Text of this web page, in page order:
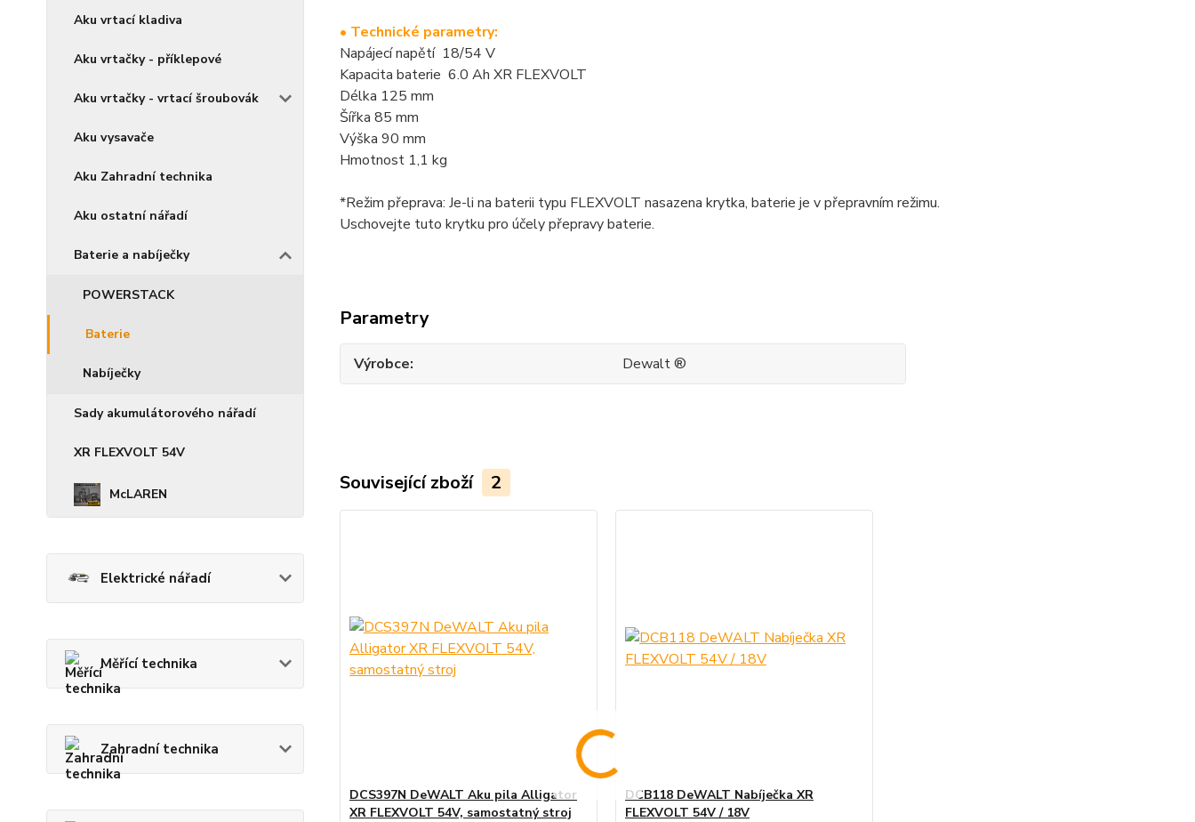
Aku vrtací kladiva
Aku vrtačky - příklepové
Aku vrtačky - vrtací šroubovák
Aku vysavače
Aku Zahradní technika
Aku ostatní nářadí
Baterie a nabíječky
POWERSTACK
Baterie
Nabíječky
Sady akumulátorového nářadí
XR FLEXVOLT 54V
McLAREN
Elektrické nářadí
Měřící technika
Zahradní technika
• Technické parametry:
Napájecí napětí 18/54 V
Kapacita baterie 6.0 Ah XR FLEXVOLT
Délka 125 mm
Šířka 85 mm
Výška 90 mm
Hmotnost 1,1 kg
*Režim přeprava: Je-li na baterii typu FLEXVOLT nasazena krytka, baterie je v přepravním režimu.
Uschovejte tuto krytku pro účely přepravy baterie.
Parametry
Výrobce Dewalt ®
Související zboží 2
DCS397N DeWALT Aku pila Alligator
XR FLEXVOLT 54V, samostatný stroj
DCB118 DeWALT Nabíječka XR
FLEXVOLT 54V / 18V